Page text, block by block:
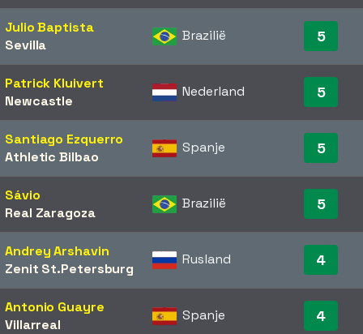
Julio Baptista
Sevilla
Brazilië 5
Patrick Kluivert
Newcastle
Nederland 5
Santiago Ezquerro
Athletic Bilbao
Spanje 5
Sávio
Real Zaragoza
Brazilië 5
Andrey Arshavin
Zenit St.Petersburg
Rusland 4
Antonio Guayre
Villarreal
Spanje 4